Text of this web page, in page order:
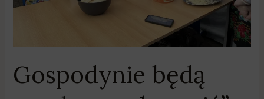
Gospodynie będą